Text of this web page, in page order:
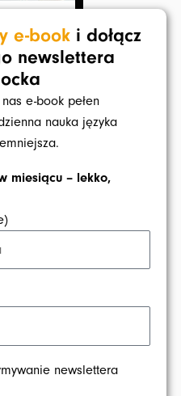
e-book i dołącz
newslettera
e-book pełen
nauka języka
miesiącu – lekko,
newslettera